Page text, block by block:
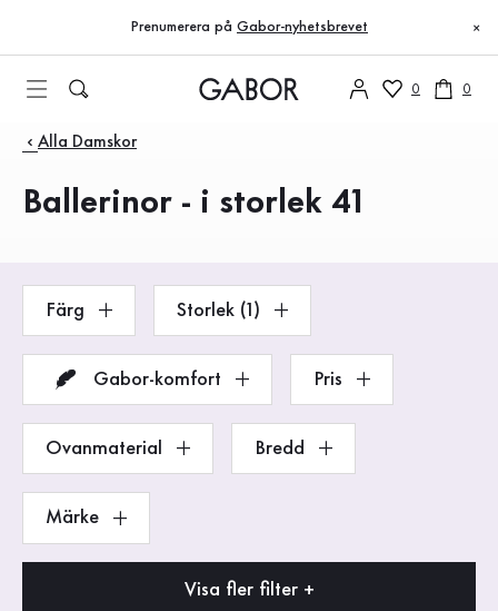
Till innehållsförteckning
Till huvudnavigation
Prenumerera på Gabor-nyhetsbrevet ×
0 0
Produkter
Alla Damskor
Ballerinor - i storlek 41
Färg Storlek (1)
Gabor-komfort Pris
Ovanmaterial Bredd
Märke
Visa fler filter +